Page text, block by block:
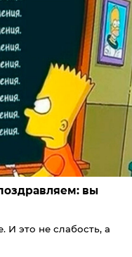
вы
И это не слабость, а